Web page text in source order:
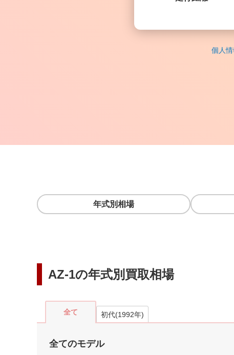
個人
年式別相場
AZ-1の年式別買取相場
全て 初代(1992年)
全てのモデル